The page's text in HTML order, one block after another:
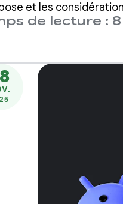
et les
de lecture :